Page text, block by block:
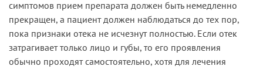
симптомов прием препарата должен быть немедленно
прекращен, а пациент должен наблюдаться до тех пор,
пока признаки отека не исчезнут полностью. Если отек
затрагивает только лицо и губы, то его проявления
обычно проходят самостоятельно, хотя для лечения